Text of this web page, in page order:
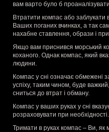
вам варто було б
Втратити компас або заблукати
Ваших поганих вчинках, а так
нахабне ставлення, образи і
Якщо вам приснився морський
коханого. Однак компас, який
людини.
Компас у сні означає обмежені
успіху, таким чином, буде
сниться до втрат і обману.
Компас у ваших руках у сні
розраховувати при
Тримати в руках компас – Ви, як